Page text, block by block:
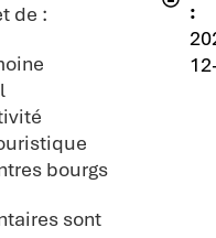
de :
bourgs
sont
: